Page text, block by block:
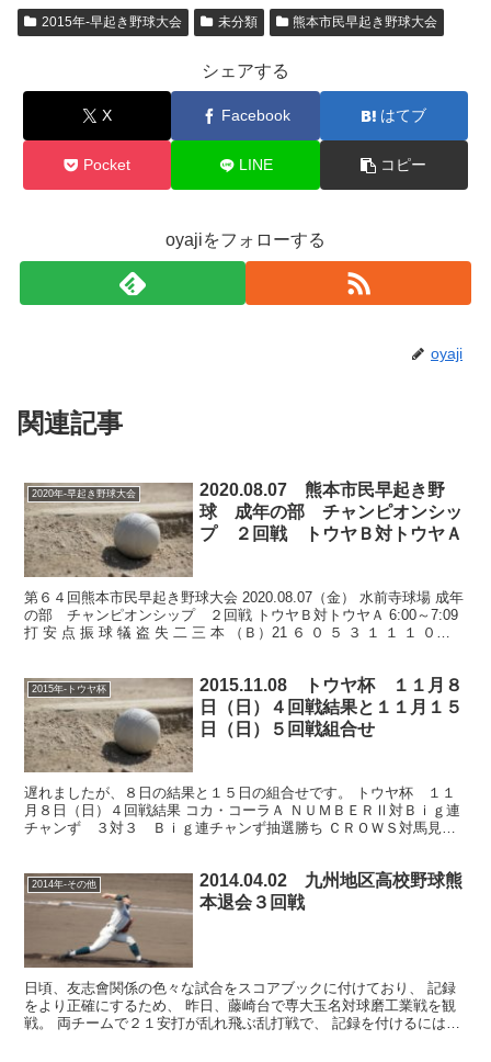
2015年-早起き野球大会 未分類 熊本市民早起き野球大会
シェアする
X Facebook はてブ
Pocket LINE コピー
oyajiをフォローする
oyaji
関連記事
2020年-早起き野球大会
2020.08.07 熊本市民早起き野
球 成年の部 チャンピオンシッ
プ ２回戦 トウヤＢ対トウヤＡ
第６４回熊本市民早起き野球大会 2020.08.07（金） 水前寺球場 成年
の部 チャンピオンシップ ２回戦 トウヤＢ対トウヤＡ 6:00～7:09
打 安 点 振 球 犠 盗 失 二 三 本 （Ｂ）21 ６ ０ ５ ３ １ １ １ ０
2015年-トウヤ杯
2015.11.08 トウヤ杯 １１月８
日（日）４回戦結果と１１月１５
日（日）５回戦組合せ
遅れましたが、８日の結果と１５日の組合せです。 トウヤ杯 １１
月８日（日）４回戦結果 コカ・コーラＡ ＮＵＭＢＥＲⅡ対Ｂｉｇ連
チャンず ３対３ Ｂｉｇ連チャンず抽選勝ち ＣＲＯＷＳ対馬見原
2014年-その他
2014.04.02 九州地区高校野球熊
本退会３回戦
日頃、友志會関係の色々な試合をスコアブックに付けており、 記録
をより正確にするため、 昨日、藤崎台で専大玉名対球磨工業戦を観
戦。 両チームで２１安打が乱れ飛ぶ乱打戦で、 記録を付けるにはう